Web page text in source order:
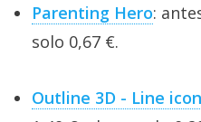
Parenting Hero:
solo 0,67 €.
Outline 3D - Line